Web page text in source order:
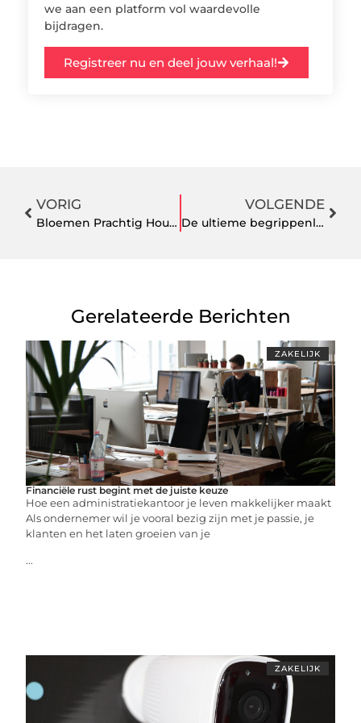
we aan een platform vol waardevolle
bijdragen.
Registreer nu en deel jouw verhaal!
VORIG
Bloemen Prachtig Houden met Worteldoek: De Slimme Tuintruc
VOLGENDE
De ultieme begrippenlijst voor elektronica en fietsen
Gerelateerde Berichten
ZAKELIJK
Financiële rust begint met de juiste keuze
Hoe een administratiekantoor je leven makkelijker maakt
Als ondernemer wil je vooral bezig zijn met je passie, je
klanten en het laten groeien van je
...
ZAKELIJK